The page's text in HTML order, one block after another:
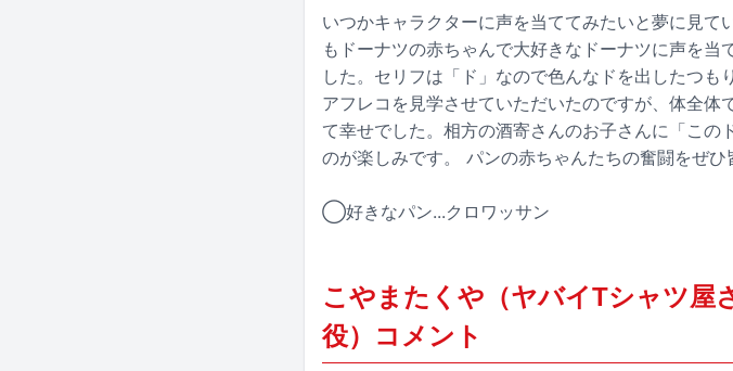
いつかキャラクターに声を当ててみたいと夢に見
もドーナツの赤ちゃんで大好きなドーナツに声を
した。セリフは「ド」なので色んなドを出したつ
アフレコを見学させていただいたのですが、体全
て幸せでした。相方の酒寄さんのお子さんに「こ
のが楽しみです。 パンの赤ちゃんたちの奮闘をぜひ
◯好きなパン...クロワッサン
こやまたくや（ヤバイTシャツ屋
役）コメント